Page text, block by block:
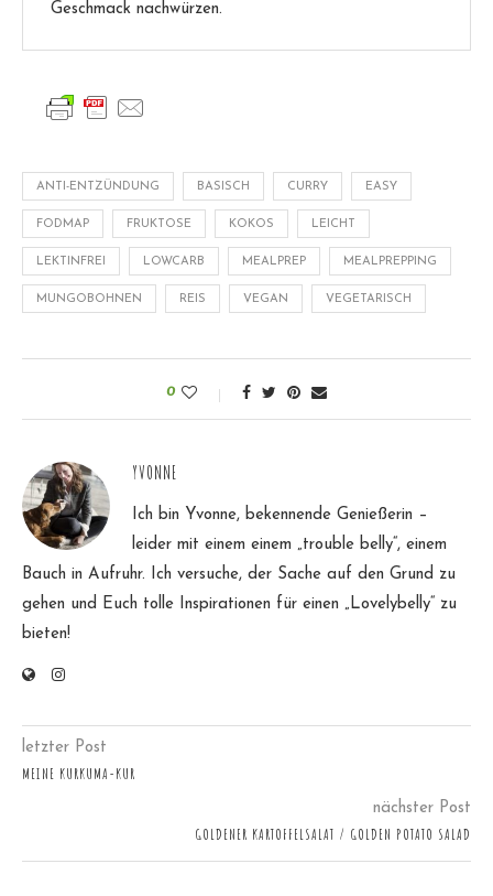
Geschmack nachwürzen.
ANTI-ENTZÜNDUNG BASISCH CURRY EASY
FODMAP FRUKTOSE KOKOS LEICHT
LEKTINFREI LOWCARB MEALPREP MEALPREPPING
MUNGOBOHNEN REIS VEGAN VEGETARISCH
0
YVONNE
Ich bin Yvonne, bekennende Genießerin –
leider mit einem einem „trouble belly“, einem
Bauch in Aufruhr. Ich versuche, der Sache auf den Grund zu
gehen und Euch tolle Inspirationen für einen „Lovelybelly“ zu
bieten!
letzter Post
MEINE KURKUMA-KUR
nächster Post
GOLDENER KARTOFFELSALAT / GOLDEN POTATO SALAD